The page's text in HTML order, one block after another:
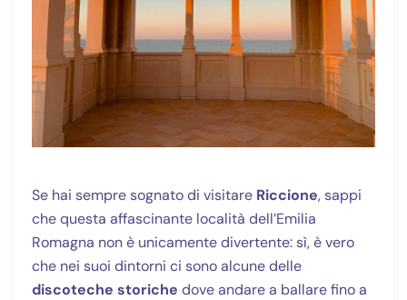
Se hai sempre sognato di visitare Riccione, sappi
che questa affascinante località dell’Emilia
Romagna non è unicamente divertente: sì, è vero
che nei suoi dintorni ci sono alcune delle
discoteche storiche dove andare a ballare fino a